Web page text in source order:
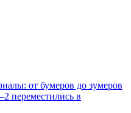
от бумеров до зумеров
переместились в